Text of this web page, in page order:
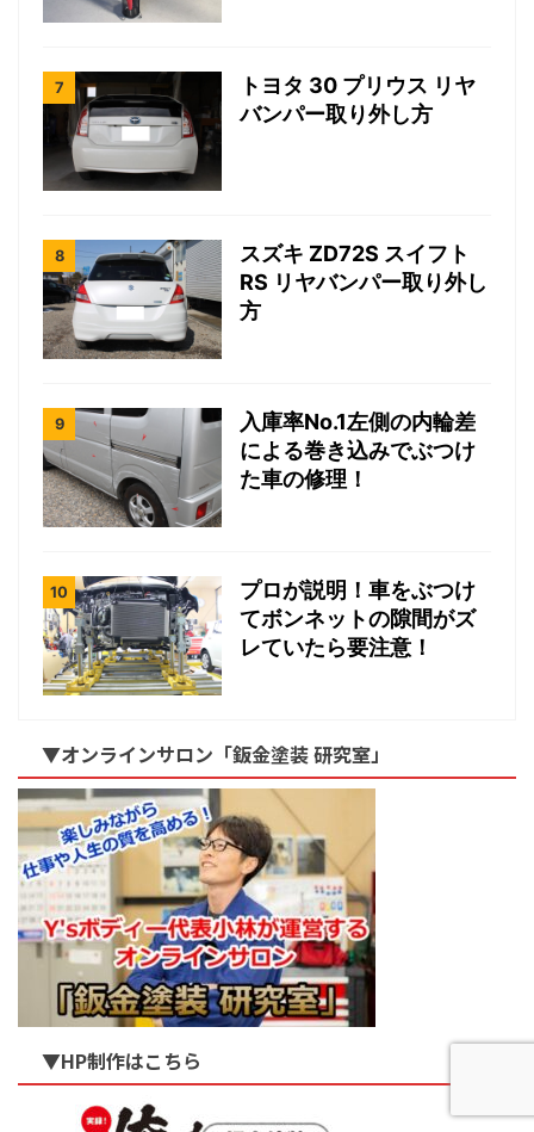
トヨタ 30 プリウス リヤ
バンパー取り外し方
スズキ ZD72S スイフト
RS リヤバンパー取り外し
方
入庫率No.1左側の内輪差
による巻き込みでぶつけ
た車の修理！
プロが説明！車をぶつけ
てボンネットの隙間がズ
レていたら要注意！
▼オンラインサロン「鈑金塗装 研究室」
▼HP制作はこちら